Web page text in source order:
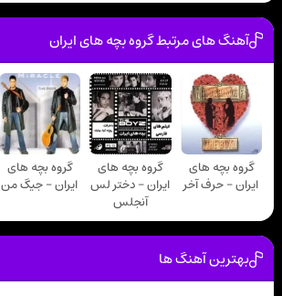
آهنگ های مرتبط گروه بچه های ایران
گروه بچه های
ایران - حرف آخر
گروه بچه های
ایران - دختر لس
آنجلس
گروه بچه های
ایران - جیگ من
بهترین آهنگ ها